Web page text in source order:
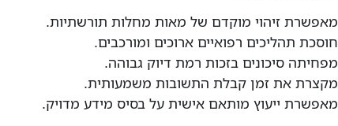
מאפשרת זיהוי מוקדם של מאות מחלות תורשתיות.
חוסכת תהליכים רפואיים ארוכים ומורכבים.
מפחיתה סיכונים בזכות רמת דיוק גבוהה.
מקצרת את זמן קבלת התשובות משמעותית.
מאפשרת ייעוץ מותאם אישית על בסיס מידע מדויק.